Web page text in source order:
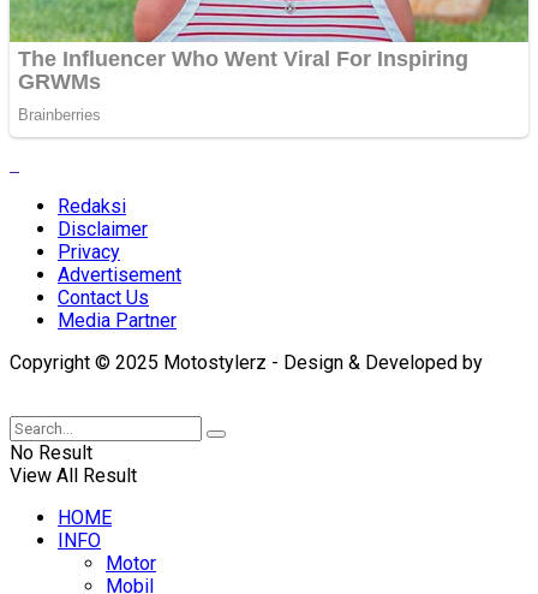
Redaksi
Disclaimer
Privacy
Advertisement
Contact Us
Media Partner
Copyright © 2025 Motostylerz - Design & Developed by
No Result
View All Result
HOME
INFO
Motor
Mobil